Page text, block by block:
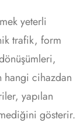
yeterli
trafik, form
hangi cihazdan
yapılan
gösterir.